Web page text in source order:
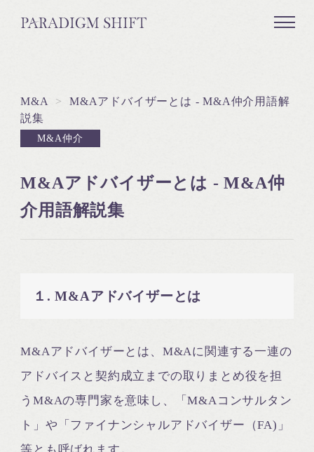
M&A >
M&Aアドバイザーとは - M&A仲介用語解
説集
M&A仲介
M&Aアドバイザーとは - M&A仲
介用語解説集
１. M&Aアドバイザーとは
M&Aアドバイザーとは、M&Aに関連する一連の
アドバイスと契約成立までの取りまとめ役を担
うM&Aの専門家を意味し、「M&Aコンサルタン
ト」や「ファイナンシャルアドバイザー（FA)」
等とも呼ばれます。